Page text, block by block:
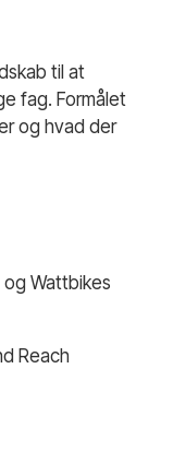
til at
fag. Formålet
og hvad der
Wattbikes
Reach